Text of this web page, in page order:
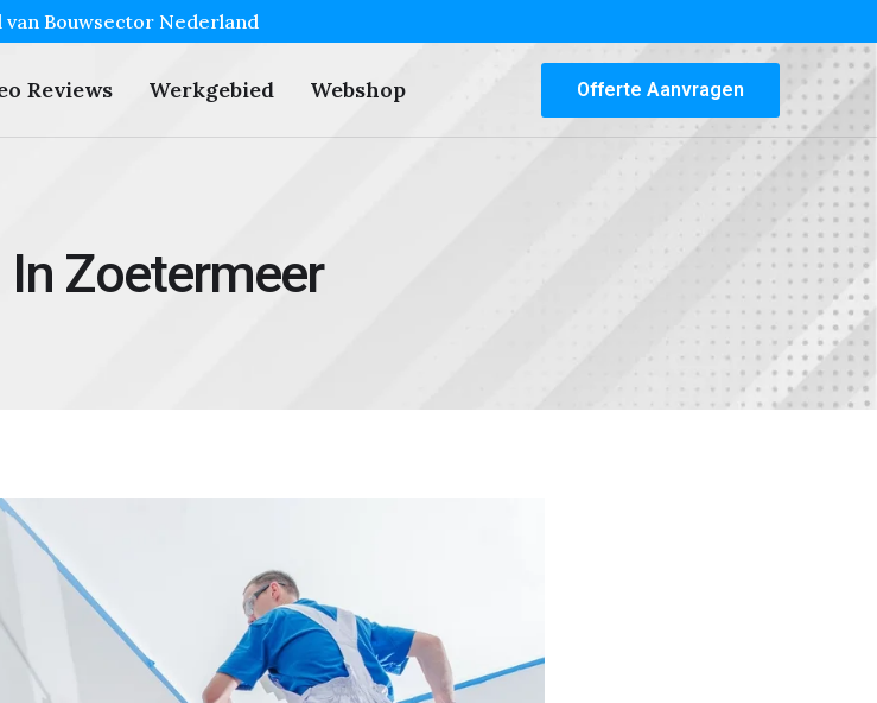
van Bouwsector Nederland
Reviews Werkgebied Webshop Offerte Aanvragen
In Zoetermeer